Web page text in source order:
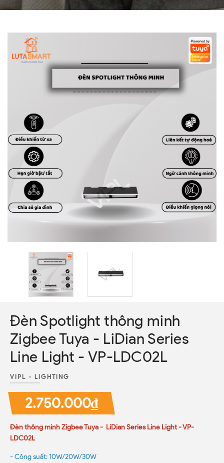
Đèn Spotlight thông minh
Zigbee Tuya - LiDian Series
Line Light - VP-LDC02L
VIPL - LIGHTING
2.750.000₫
Đèn thông minh Zigbee Tuya - LiDian Series Line Light - VP-
LDC02L
- Công suất: 10W/20W/30W